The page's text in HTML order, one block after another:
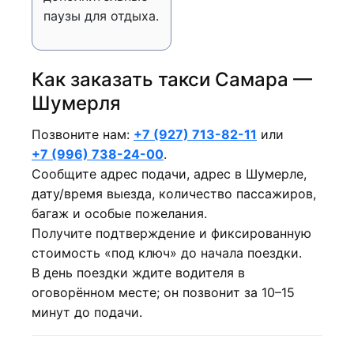
паузы для отдыха.
Как заказать такси Самара —
Шумерля
Позвоните нам: +7 (927) 713-82-11 или
+7 (996) 738-24-00.
Сообщите адрес подачи, адрес в Шумерле,
дату/время выезда, количество пассажиров,
багаж и особые пожелания.
Получите подтверждение и фиксированную
стоимость «под ключ» до начала поездки.
В день поездки ждите водителя в
оговорённом месте; он позвонит за 10–15
минут до подачи.